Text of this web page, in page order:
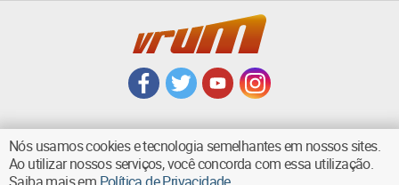
VOLTAR AO TOPO
Nós usamos cookies e tecnologia semelhantes em nossos sites.
Ao utilizar nossos serviços, você concorda com essa utilização.